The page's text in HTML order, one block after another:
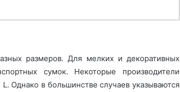
размеров. Для мелких и декоративных
сумок. Некоторые производители
Однако в большинстве случаев указываются